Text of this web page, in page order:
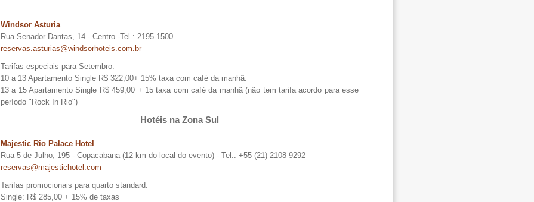
Windsor Asturia
Rua Senador Dantas, 14 - Centro -Tel.: 2195-1500
reservas.asturias@windsorhoteis.com.br
Tarifas especiais para Setembro:
10 a 13 Apartamento Single R$ 322,00+ 15% taxa com café da manhã.
13 a 15 Apartamento Single R$ 459,00 + 15 taxa com café da manhã (não tem tarifa acordo para esse
período "Rock In Rio")
Hotéis na Zona Sul
Majestic Rio Palace Hotel
Rua 5 de Julho, 195 - Copacabana (12 km do local do evento) - Tel.: +55 (21) 2108-9292
reservas@majestichotel.com
Tarifas promocionais para quarto standard:
Single: R$ 285,00 + 15% de taxas